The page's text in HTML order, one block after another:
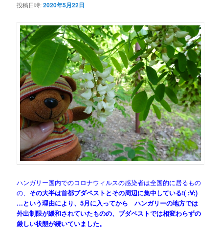
ン
ツ
へ
移
動
ツ
へ
移
動
投稿日時:2020年5月22日
ハンガリー国内でのコロナウィルスの感染者は全国的に居るもの
の、 その大半は首都ブダペストとその周辺に集中している!( ;∀;)
…という理由により、5月に入ってから ハンガリーの地方では
外出制限が緩和されていたものの、ブダペストでは相変わらずの
厳しい状態が続いていました。